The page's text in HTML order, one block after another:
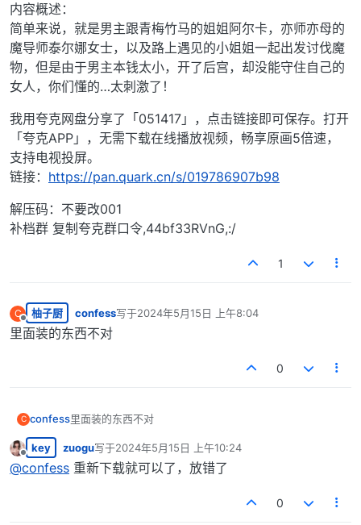
内容概述：
简单来说，就是男主跟青梅竹马的姐姐阿尔卡，亦师亦母的
魔导师泰尔娜女士，以及路上遇见的小姐姐一起出发讨伐魔
物，但是由于男主本钱太小，开了后宫，却没能守住自己的
女人，你们懂的…太刺激了！
我用夸克网盘分享了「051417」，点击链接即可保存。打开
「夸克APP」，无需下载在线播放视频，畅享原画5倍速，
支持电视投屏。
链接： https://pan.quark.cn/s/019786907b98
解压码：不要改001
补档群 复制夸克群口令,44bf33RVnG,:/
1
C
离线
柚子厨 confess写于2024年5月15日 上午8:04
最后由 编辑
里面装的东西不对
0
C confess里面装的东西不对
离线
key zuogu写于2024年5月15日 上午10:24
最后由 编辑
@confess 重新下载就可以了，放错了
0